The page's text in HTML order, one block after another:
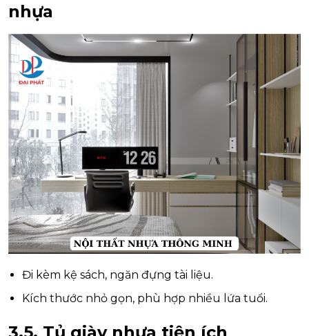
nhựa
Đi kèm kệ sách, ngăn đựng tài liệu.
Kích thước nhỏ gọn, phù hợp nhiều lứa tuổi.
3.5. Tủ giày nhựa tiện ích